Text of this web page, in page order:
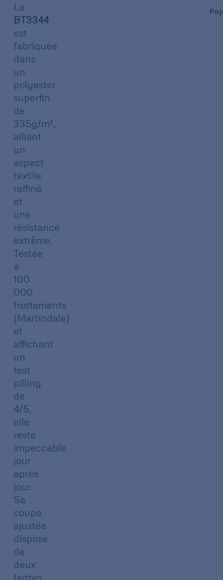
La
BT3344
est
fabriquée
dans
un
polyester
superfin
de
335g/m²,
alliant
un
aspect
textile
raffiné
et
une
résistance
extrême.
Testée
à
100
000
frottements
(Martindale)
et
affichant
un
test
pilling
de
4/5,
elle
reste
impeccable
jour
après
jour.
Sa
coupe
ajustée
dispose
de
deux
fentes